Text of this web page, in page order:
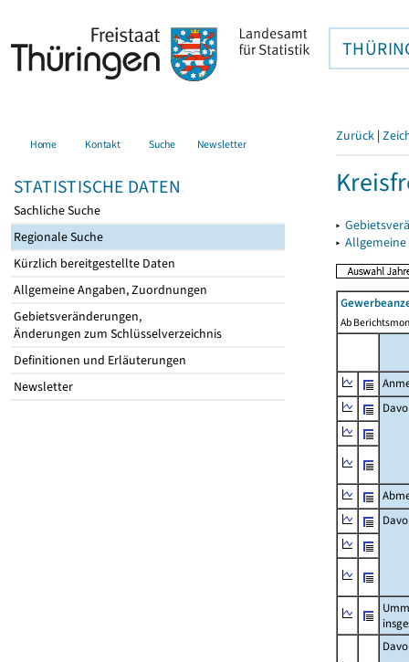
Home Kontakt Suche Newsletter
STATISTISCHE DATEN
Sachliche Suche
Regionale Suche
Kürzlich bereitgestellte Daten
Allgemeine Angaben, Zuordnungen
Gebietsveränderungen,
Änderungen zum Schlüsselverzeichnis
Definitionen und Erläuterungen
Newsletter
Zurück |
▸
▸
Ab